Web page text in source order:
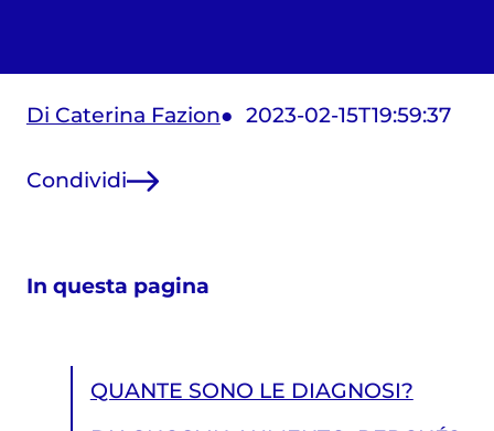
Di Caterina Fazion 2023-02-15T19:59:37
Condividi
In questa pagina
QUANTE SONO LE DIAGNOSI?